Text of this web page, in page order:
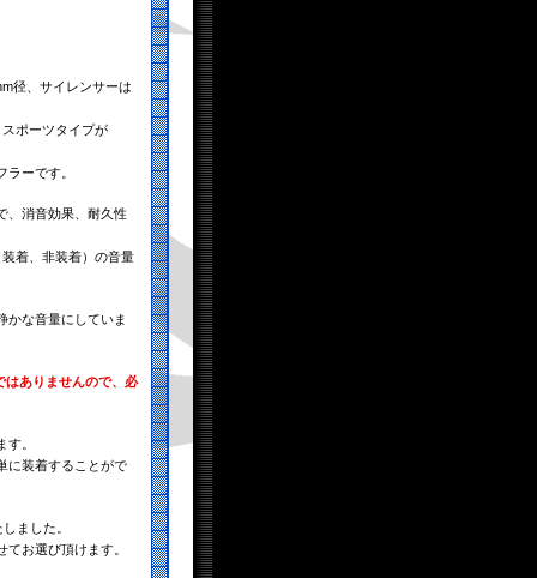
径、サイレンサーは
ポーツタイプが
ーです。
、消音効果、耐久性
着、非装着）の音量
かな音量にしていま
はありませんので、必
。
に装着することがで
ました。
お選び頂けます。